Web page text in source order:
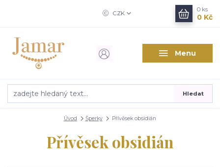
Menu
CZK
Hledat
0 ks
0 Kč
Úvod Šperky Přívěsek obsidián
Přívěsek obsidián